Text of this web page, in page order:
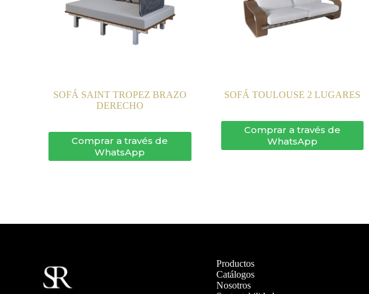
SOFÁ SAINT TROPEZ BRAZO
DERECHO
Comprar a través de
WhatsApp
SOFÁ TOULOUSE 2 LUGARES
Comprar a través de
WhatsApp
Productos
Catálogos
Nosotros